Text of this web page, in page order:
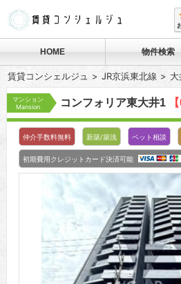
HOME 物件検索
賃貸コンシェルジュ JR京浜東北線 大
マンション
Mansion
コンフォリア東大井1
仲介手数料無料 新築/築浅 ペット相談
初期費用クレジットカード決済可能